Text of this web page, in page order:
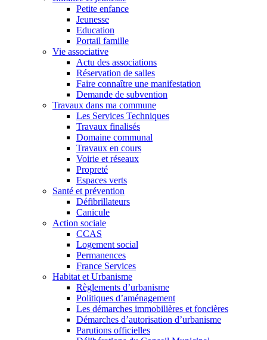
Petite enfance
Jeunesse
Education
Portail famille
Vie associative
Actu des associations
Réservation de salles
Faire connaître une manifestation
Demande de subvention
Travaux dans ma commune
Les Services Techniques
Travaux finalisés
Domaine communal
Travaux en cours
Voirie et réseaux
Propreté
Espaces verts
Santé et prévention
Défibrillateurs
Canicule
Action sociale
CCAS
Logement social
Permanences
France Services
Habitat et Urbanisme
Règlements d’urbanisme
Politiques d’aménagement
Les démarches immobilières et foncières
Démarches d’autorisation d’urbanisme
Parutions officielles